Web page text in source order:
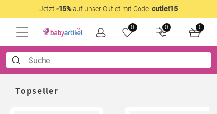
Jetzt -15%auf unser Outlet mit Code: outlet15
0 0 0
Topseller